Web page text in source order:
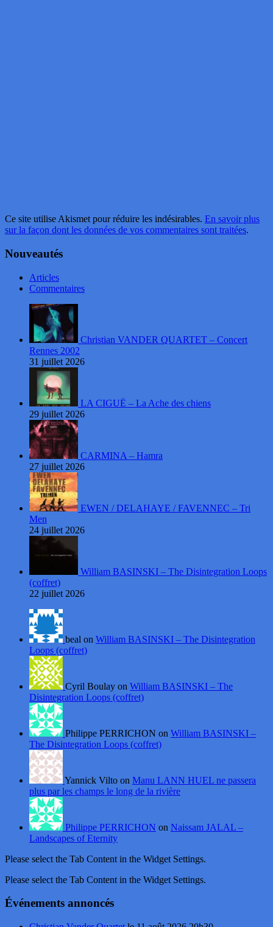
Ce site utilise Akismet pour réduire les indésirables. En savoir plus
sur la façon dont les données de vos commentaires sont traitées.
Nouveautés
Articles
Commentaires
Christian VANDER QUARTET – Concert
Rennes 2002
31 juillet 2026
LA CIGUË – La Ache des chiens
29 juillet 2026
CARMINA – Hamra
27 juillet 2026
EWEN / DELAHAYE / FAVENNEC – Tri
Men
24 juillet 2026
William BASINSKI – The Disintegration Loops
(coffret)
22 juillet 2026
beal on William BASINSKI – The Disintegration
Loops (coffret)
Cyril Boulay on William BASINSKI – The
Disintegration Loops (coffret)
Philippe PERRICHON on William BASINSKI –
The Disintegration Loops (coffret)
Yannick Vilto on Manu LANN HUEL ne passera
plus par les champs le long de la rivière
Philippe PERRICHON on Naissam JALAL –
Landscapes of Eternity
Please select the Tab Content in the Widget Settings.
Please select the Tab Content in the Widget Settings.
Événements annoncés